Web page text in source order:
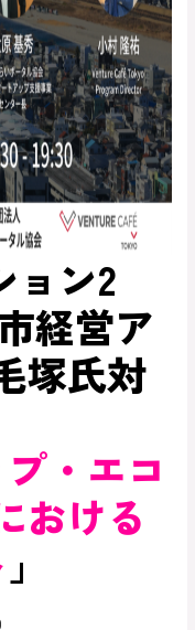
ョン2
経営ア
塚氏対
・エコ
おける
」